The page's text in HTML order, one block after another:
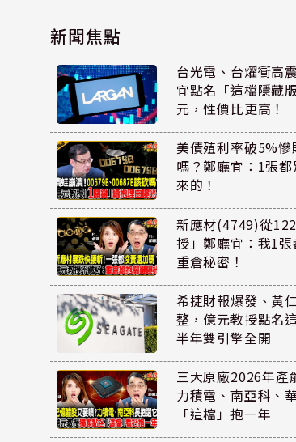
新聞焦點
台光電、台燿衝高
宜點名「這檔隱藏
元，性價比更高！
美債殖利率破5%
嗎？鄭廳宜：1張
來的！
新應材(4749)從
授」鄭廳宜：我1
重倉秘密！
希捷財報爆發、黃
整，億元教授點名
半年雙引擎全開
三大原廠2026年產
力積電、南亞科、
「這檔」抱一年